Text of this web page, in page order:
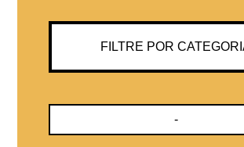
FILTRE POR
-